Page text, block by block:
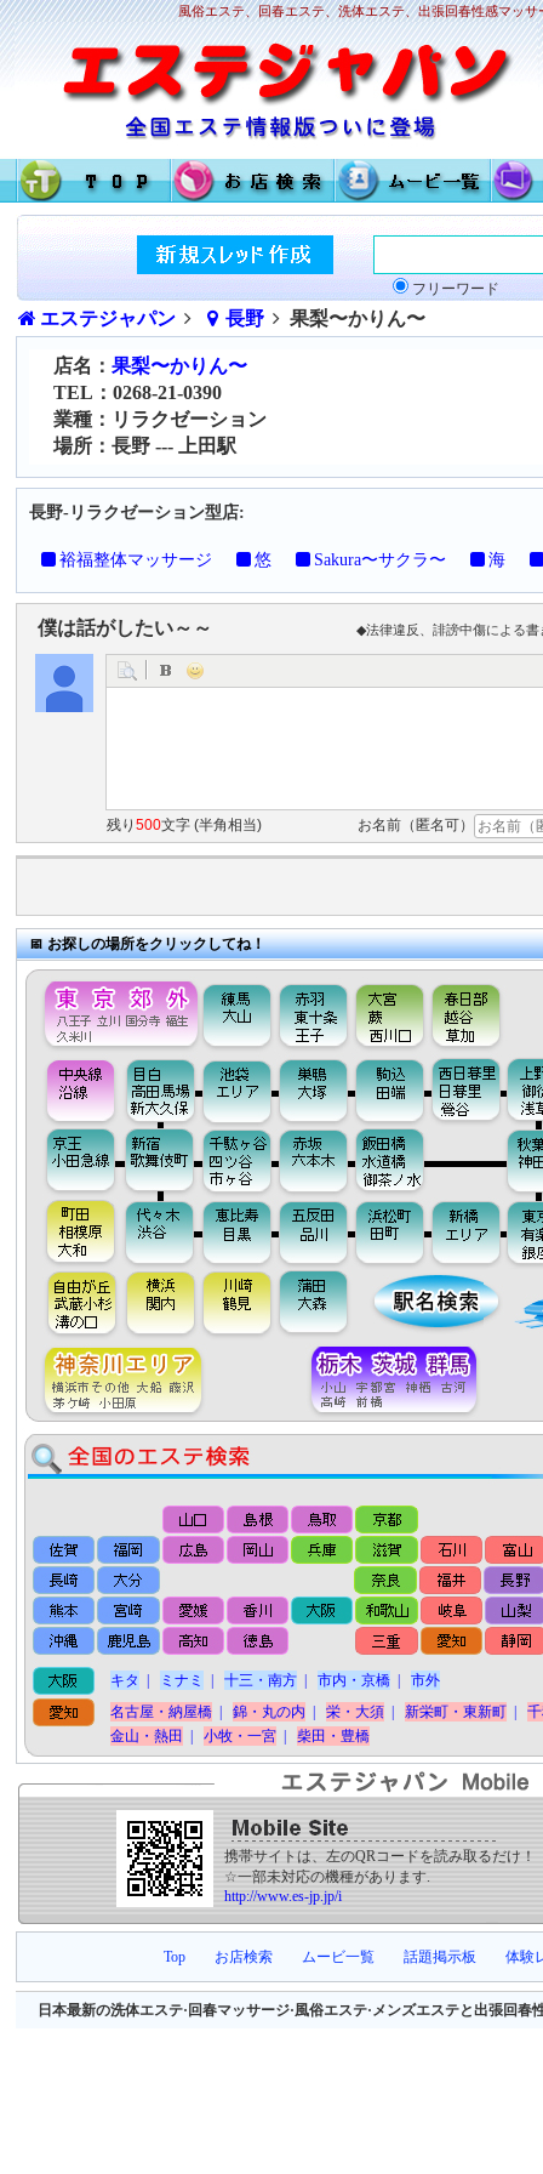
風俗エステ、回春エステ、洗体エステ、出張回春性感マッ
フリーワード
エステジャパン 長野 果梨〜かりん〜
店名： 果梨〜かりん〜
TEL：0268-21-0390
業種：リラクゼーション
場所：長野 --- 上田駅
長野-リラクゼーション型店:
裕福整体マッサージ 悠 Sakura〜サクラ〜 海
僕は話がしたい～～ ◆法律違反、誹謗中傷による
残り 500文字 (半角相当) お名前（匿名可）
お探しの場所をクリックしてね！
キタ ミナミ 十三・南方 市内・京橋
市外
名古屋・納屋橋
錦・丸の内 栄・大須 新栄町・東新町
金山・熱田
小牧・一宮 柴田・豊橋
携帯サイトは、左のQRコードを読み取るだけ！
☆一部未対応の機種があります.
http://www.es-jp.jp/i
Top お店検索 ムービ一覧 話題掲示板 体験
日本最新の洗体エステ·回春マッサージ·風俗エステ·メンズエステと出張回